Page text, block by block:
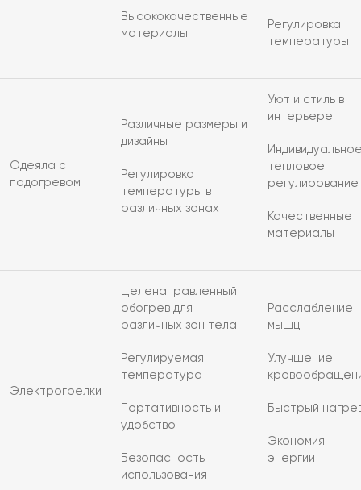
Высококачественные
материалы
Регулировка
температуры
Одеяла с
подогревом
Различные размеры и
дизайны
Регулировка
температуры в
различных зонах
Уют и стиль в
интерьере
тепловое
регулирование
Качественные
материалы
Электрогрелки
Целенаправленный
обогрев для
различных зон тела
Регулируемая
температура
Портативность и
удобство
Безопасность
использования
Расслабление
мышц
Улучшение
Быстрый
Экономия
энергии